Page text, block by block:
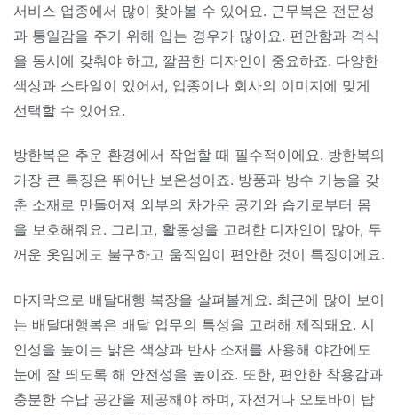
서비스 업종에서 많이 찾아볼 수 있어요. 근무복은 전문성
과 통일감을 주기 위해 입는 경우가 많아요. 편안함과 격식
을 동시에 갖춰야 하고, 깔끔한 디자인이 중요하죠. 다양한
색상과 스타일이 있어서, 업종이나 회사의 이미지에 맞게
선택할 수 있어요.
방한복은 추운 환경에서 작업할 때 필수적이에요. 방한복의
가장 큰 특징은 뛰어난 보온성이죠. 방풍과 방수 기능을 갖
춘 소재로 만들어져 외부의 차가운 공기와 습기로부터 몸
을 보호해줘요. 그리고, 활동성을 고려한 디자인이 많아, 두
꺼운 옷임에도 불구하고 움직임이 편안한 것이 특징이에요.
마지막으로 배달대행 복장을 살펴볼게요. 최근에 많이 보이
는 배달대행복은 배달 업무의 특성을 고려해 제작돼요. 시
인성을 높이는 밝은 색상과 반사 소재를 사용해 야간에도
눈에 잘 띄도록 해 안전성을 높이죠. 또한, 편안한 착용감과
충분한 수납 공간을 제공해야 하며, 자전거나 오토바이 탑